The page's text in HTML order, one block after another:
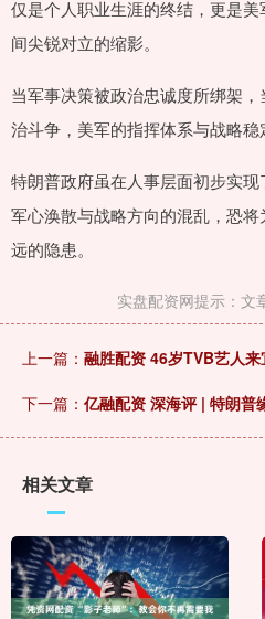
仅是个人职业生涯的终结，更是
间尖锐对立的缩影。
当军事决策被政治忠诚度所绑架
治斗争，美军的指挥体系与战略稳
特朗普政府虽在人事层面初步实现
军心涣散与战略方向的混乱，恐
远的隐患。
实盘配资网提示：文
上一篇： 融胜配资 46岁TVB艺人来
下一篇： 亿融配资 深海评 | 特朗普
相关文章